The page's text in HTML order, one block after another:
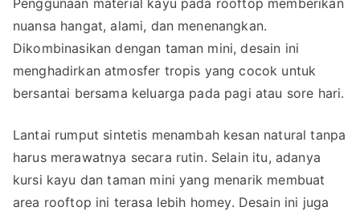
nuansa hangat, alami, dan menenangkan.
Dikombinasikan dengan taman mini, desain ini
menghadirkan atmosfer tropis yang cocok untuk
bersantai bersama keluarga pada pagi atau sore hari.
Lantai rumput sintetis menambah kesan natural tanpa
harus merawatnya secara rutin. Selain itu, adanya
kursi kayu dan taman mini yang menarik membuat
area rooftop ini terasa lebih homey. Desain ini juga